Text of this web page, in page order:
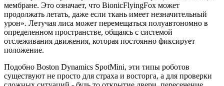
мембране. Это означает, что BionicFlyingFox может
продолжать летать, даже если ткань имеет незначительный
урон». Летучая лиса может перемещаться полуавтономно в
определенном пространстве, общаясь с системой
отслеживания движения, которая постоянно фиксирует
положение.
Подобно Boston Dynamics SpotMini, эти типы роботов
существуют не просто для страха и восторга, а для проверки